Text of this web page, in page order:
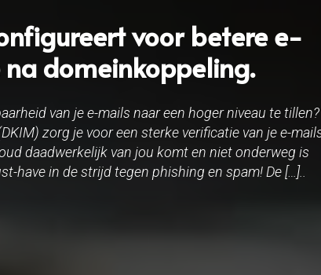
voor betere e-
domeinkoppeling.​
van je e-mails naar een hoger niveau te
zorg je voor een sterke verificatie van je e-
daadwerkelijk van jou komt en niet onderweg is
have in de strijd tegen phishing en spam! De […]..